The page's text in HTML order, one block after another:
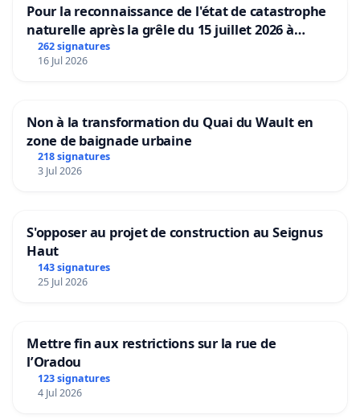
Pour la reconnaissance de l'état de catastrophe
naturelle après la grêle du 15 juillet 2026 à
Aubenas et ses alentours
262 signatures
16 Jul 2026
Non à la transformation du Quai du Wault en
zone de baignade urbaine
218 signatures
3 Jul 2026
S'opposer au projet de construction au Seignus
Haut
143 signatures
25 Jul 2026
Mettre fin aux restrictions sur la rue de
l’Oradou
123 signatures
4 Jul 2026